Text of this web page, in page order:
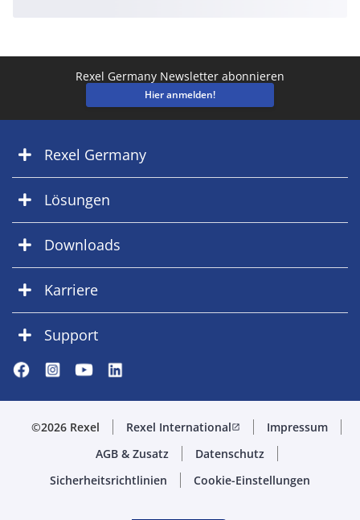
Rexel Germany Newsletter abonnieren
Hier anmelden!
Rexel Germany
Lösungen
Downloads
Karriere
Support
©2026 Rexel Rexel Internationalopen_in_new
Impressum
AGB & Zusatz
Datenschutz
Sicherheitsrichtlinien
Cookie-Einstellungen